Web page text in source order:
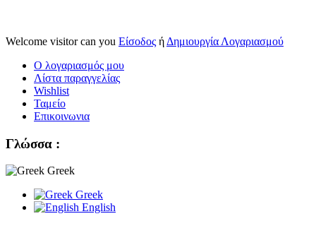
Welcome visitor can you Είσοδος ή Δημιουργία Λογαριασμού
Ο λογαριασμός μου
Λίστα παραγγελίας
Wishlist
Ταμείο
Επικοινωνια
Γλώσσα :
Greek
Greek
English